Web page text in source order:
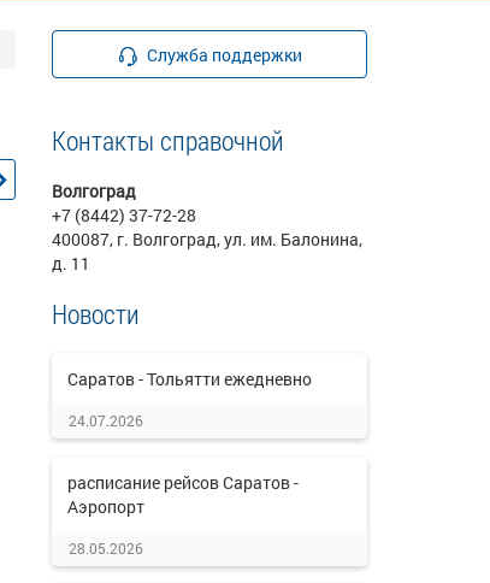
Служба поддержки
Контакты справочной
Волгоград
+7 (8442) 37-72-28
400087, г. Волгоград, ул. им. Балонина,
д. 11
Новости
Саратов - Тольятти ежедневно
24.07.2026
расписание рейсов Саратов -
Аэропорт
28.05.2026